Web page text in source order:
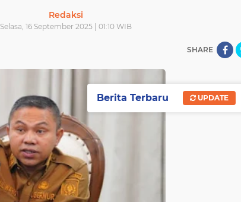
Redaksi
Selasa, 16 September 2025 | 01:10 WIB
SHARE
Berita Terbaru UPDATE